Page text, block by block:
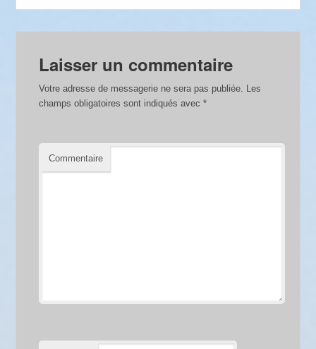
Laisser un commentaire
Votre adresse de messagerie ne sera pas publiée. Les
champs obligatoires sont indiqués avec*
Commentaire